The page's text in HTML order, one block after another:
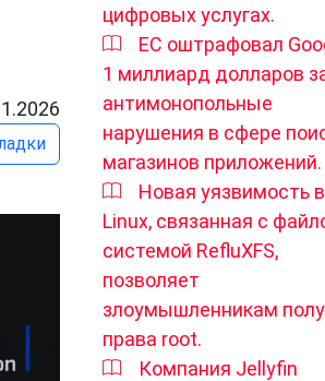
цифровых услугах.
ЕС оштрафовал
1 миллиард долларов
антимонопольные
нарушения в сфере
магазинов приложений.
Новая уязвимость в
Linux, связанная с
системой RefluXFS,
позволяет
злоумышленникам
права root.
Компания Jellyfin